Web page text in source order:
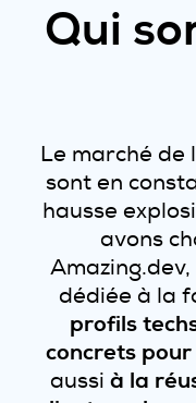
Qui
Le marché de
sont en
hausse
avons
dédiée à la
profils
concrets
aussi à la